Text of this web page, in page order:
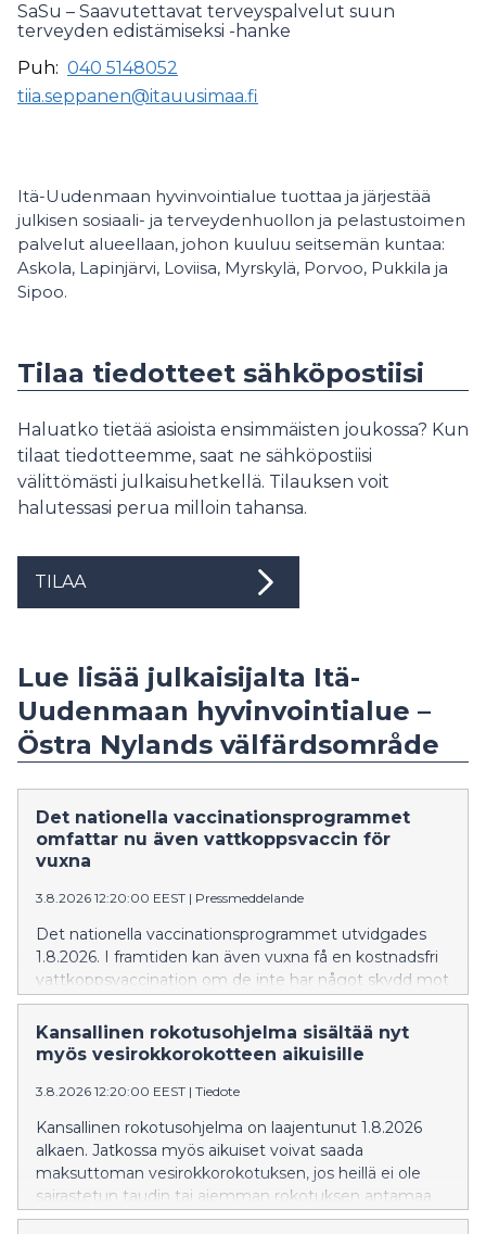
SaSu – Saavutettavat terveyspalvelut suun
terveyden edistämiseksi -hanke
Puh: 040 5148052
tiia.seppanen@itauusimaa.fi
Itä-Uudenmaan hyvinvointialue tuottaa ja järjestää
julkisen sosiaali- ja terveydenhuollon ja pelastustoimen
palvelut alueellaan, johon kuuluu seitsemän kuntaa:
Askola, Lapinjärvi, Loviisa, Myrskylä, Porvoo, Pukkila ja
Sipoo.
Tilaa tiedotteet sähköpostiisi
Haluatko tietää asioista ensimmäisten joukossa? Kun
tilaat tiedotteemme, saat ne sähköpostiisi
välittömästi julkaisuhetkellä. Tilauksen voit
halutessasi perua milloin tahansa.
TILAA
Lue lisää julkaisijalta Itä-
Uudenmaan hyvinvointialue –
Östra Nylands välfärdsområde
Det nationella vaccinationsprogrammet
omfattar nu även vattkoppsvaccin för
vuxna
3.8.2026 12:20:00 EEST | Pressmeddelande
Det nationella vaccinationsprogrammet utvidgades
1.8.2026. I framtiden kan även vuxna få en kostnadsfri
vattkoppsvaccination om de inte har något skydd mot
vattkoppor genom tidigare sjukdom eller vaccination.
Kansallinen rokotusohjelma sisältää nyt
myös vesirokkorokotteen aikuisille
3.8.2026 12:20:00 EEST | Tiedote
Kansallinen rokotusohjelma on laajentunut 1.8.2026
alkaen. Jatkossa myös aikuiset voivat saada
maksuttoman vesirokkorokotuksen, jos heillä ei ole
sairastetun taudin tai aiemman rokotuksen antamaa
suojaa vesirokkoa vastaan.